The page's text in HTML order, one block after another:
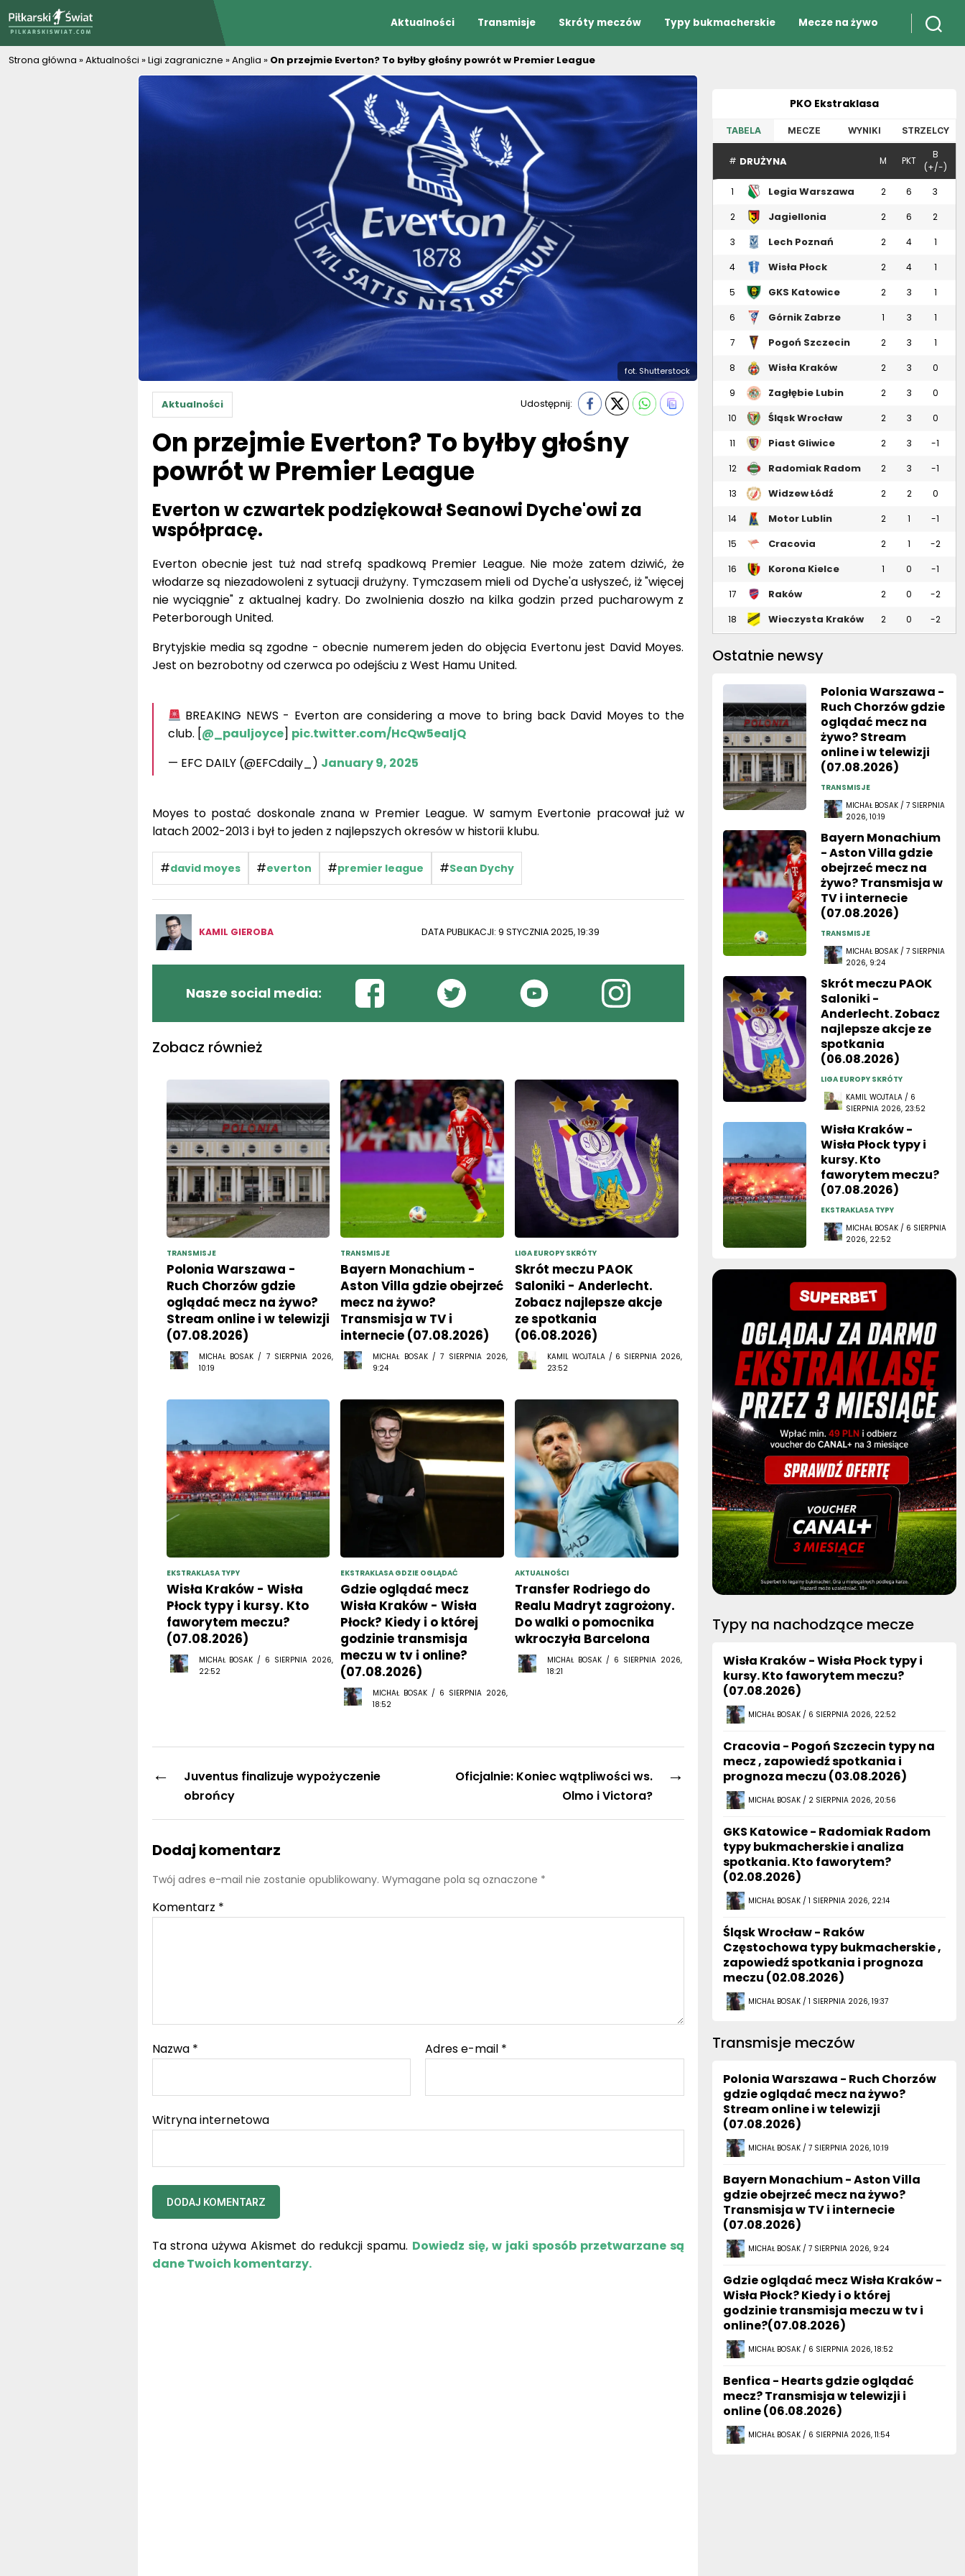
Aktualności Transmisje Skróty meczów Typy bukmacherskie Mecze na żywo
Strona główna »Aktualności »Ligi zagraniczne »Anglia » On przejmie Everton? To byłby głośny powrót w Premier League
fot. Shutterstock
Aktualności Udostępnij:
On przejmie Everton? To byłby głośny
powrót w Premier League
Everton w czwartek podziękował Seanowi Dyche'owi za
współpracę.
Everton obecnie jest tuż nad strefą spadkową Premier League. Nie może zatem dziwić, że
włodarze są niezadowoleni z sytuacji drużyny. Tymczasem mieli od Dyche'a usłyszeć, iż "więcej
nie wyciągnie" z aktualnej kadry. Do zwolnienia doszło na kilka godzin przed pucharowym z
Peterborough United.
Brytyjskie media są zgodne - obecnie numerem jeden do objęcia Evertonu jest David Moyes.
Jest on bezrobotny od czerwca po odejściu z West Hamu United.
BREAKING NEWS - Everton are considering a move to bring back David Moyes to the
club. [@_pauljoyce] pic.twitter.com/HcQw5eaIjQ
— EFC DAILY (@EFCdaily_) January 9, 2025
Moyes to postać doskonale znana w Premier League. W samym Evertonie pracował już w
latach 2002-2013 i był to jeden z najlepszych okresów w historii klubu.
#david moyes #everton #premier league #Sean Dychy
KAMIL GIEROBA DATA PUBLIKACJI: 9 STYCZNIA 2025, 19:39
Nasze social media:
Zobacz również
TRANSMISJE
Polonia Warszawa -
Ruch Chorzów gdzie
oglądać mecz na żywo?
Stream online i w telewizji
(07.08.2026)
MICHAŁ BOSAK / 7 SIERPNIA 2026,
10:19
TRANSMISJE
Bayern Monachium -
Aston Villa gdzie obejrzeć
mecz na żywo?
Transmisja w TV i
internecie (07.08.2026)
MICHAŁ BOSAK / 7 SIERPNIA 2026,
9:24
LIGA EUROPY SKRÓTY
Skrót meczu PAOK
Saloniki - Anderlecht.
Zobacz najlepsze akcje
ze spotkania
(06.08.2026)
KAMIL WOJTALA / 6 SIERPNIA 2026,
23:52
EKSTRAKLASA TYPY
Wisła Kraków - Wisła
Płock typy i kursy. Kto
faworytem meczu?
(07.08.2026)
MICHAŁ BOSAK / 6 SIERPNIA 2026,
22:52
EKSTRAKLASA GDZIE OGLĄDAĆ
Gdzie oglądać mecz
Wisła Kraków - Wisła
Płock? Kiedy i o której
godzinie transmisja
meczu w tv i online?
(07.08.2026)
MICHAŁ BOSAK / 6 SIERPNIA 2026,
18:52
AKTUALNOŚCI
Transfer Rodriego do
Realu Madryt zagrożony.
Do walki o pomocnika
wkroczyła Barcelona
MICHAŁ BOSAK / 6 SIERPNIA 2026,
18:21
←
Juventus finalizuje wypożyczenie
obrońcy
→
Oficjalnie: Koniec wątpliwości ws.
Olmo i Victora?
Dodaj komentarz
Twój adres e-mail nie zostanie opublikowany. Wymagane pola są oznaczone *
Komentarz *
Nazwa * Adres e-mail *
Witryna internetowa
Ta strona używa Akismet do redukcji spamu. Dowiedz się, w jaki sposób przetwarzane są
dane Twoich komentarzy.
PKO Ekstraklasa
TABELA MECZE WYNIKI STRZELCY
# DRUŻYNA M PKT
B
(+/-)
1
Legia Warszawa 2 6 3
2
Jagiellonia
2 6 2
3 Lech Poznań 2 4 1
4 Wisła Płock 2 4 1
5 GKS Katowice 2 3 1
6 Górnik Zabrze 1 3 1
7 Pogoń Szczecin 2 3 1
8 Wisła Kraków 2 3 0
9 Zagłębie Lubin 2 3 0
10 Śląsk Wrocław 2 3 0
11 Piast Gliwice 2 3 -1
12 Radomiak Radom 2 3 -1
13 Widzew Łódź 2 2 0
14 Motor Lublin 2 1 -1
15 Cracovia 2 1 -2
16 Korona Kielce 1 0 -1
17
Raków
2 0 -2
18 Wieczysta Kraków 2 0 -2
Ostatnie newsy
Polonia Warszawa -
Ruch Chorzów gdzie
oglądać mecz na
żywo? Stream
online i w telewizji
(07.08.2026)
TRANSMISJE
MICHAŁ BOSAK / 7 SIERPNIA
2026, 10:19
Bayern Monachium
- Aston Villa gdzie
obejrzeć mecz na
żywo? Transmisja w
TV i internecie
(07.08.2026)
TRANSMISJE
MICHAŁ BOSAK / 7 SIERPNIA
2026, 9:24
Skrót meczu PAOK
Saloniki -
Anderlecht. Zobacz
najlepsze akcje ze
spotkania
(06.08.2026)
LIGA EUROPY SKRÓTY
KAMIL WOJTALA / 6
SIERPNIA 2026, 23:52
Wisła Kraków -
Wisła Płock typy i
kursy. Kto
faworytem meczu?
(07.08.2026)
EKSTRAKLASA TYPY
MICHAŁ BOSAK / 6 SIERPNIA
2026, 22:52
Typy na nachodzące mecze
Wisła Kraków - Wisła Płock typy i
kursy. Kto faworytem meczu?
(07.08.2026)
MICHAŁ BOSAK / 6 SIERPNIA 2026, 22:52
Cracovia - Pogoń Szczecin typy na
mecz , zapowiedź spotkania i
prognoza meczu (03.08.2026)
MICHAŁ BOSAK / 2 SIERPNIA 2026, 20:56
GKS Katowice - Radomiak Radom
typy bukmacherskie i analiza
spotkania. Kto faworytem?
(02.08.2026)
MICHAŁ BOSAK / 1 SIERPNIA 2026, 22:14
Śląsk Wrocław - Raków
Częstochowa typy bukmacherskie ,
zapowiedź spotkania i prognoza
meczu (02.08.2026)
MICHAŁ BOSAK / 1 SIERPNIA 2026, 19:37
Transmisje meczów
Polonia Warszawa - Ruch Chorzów
gdzie oglądać mecz na żywo?
Stream online i w telewizji
(07.08.2026)
MICHAŁ BOSAK / 7 SIERPNIA 2026, 10:19
Bayern Monachium - Aston Villa
gdzie obejrzeć mecz na żywo?
Transmisja w TV i internecie
(07.08.2026)
MICHAŁ BOSAK / 7 SIERPNIA 2026, 9:24
Gdzie oglądać mecz Wisła Kraków -
Wisła Płock? Kiedy i o której
godzinie transmisja meczu w tv i
online?(07.08.2026)
MICHAŁ BOSAK / 6 SIERPNIA 2026, 18:52
Benfica - Hearts gdzie oglądać
mecz? Transmisja w telewizji i
online (06.08.2026)
MICHAŁ BOSAK / 6 SIERPNIA 2026, 11:54